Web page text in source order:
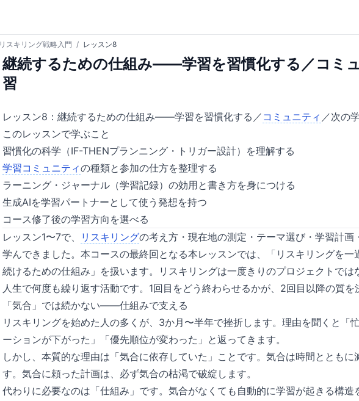
リスキリング戦略入門 / レッスン8
継続するための仕組み——学習を習慣化する／コミ
習
レッスン8：継続するための仕組み——学習を習慣化する／ コミュニティ ／次の
このレッスンで学ぶこと
習慣化の科学（IF-THENプランニング・トリガー設計）を理解する
学習コミュニティの種類と参加の仕方を整理する
ラーニング・ジャーナル（学習記録）の効用と書き方を身につける
生成AIを学習パートナーとして使う発想を持つ
コース修了後の学習方向を選べる
レッスン1〜7で、
リスキリングの考え方・現在地の測定・テーマ選び・学習計画
学んできました。本コースの最終回となる本レッスンでは、「リスキリングを一
続けるための仕組み」を扱います。リスキリングは一度きりのプロジェクトでは
人生で何度も繰り返す活動です。1回目をどう終わらせるかが、2回目以降の質を
「気合」では続かない——仕組みで支える
リスキリングを始めた人の多くが、3か月〜半年で挫折します。理由を聞くと「
ーションが下がった」「優先順位が変わった」と返ってきます。
しかし、本質的な理由は「気合に依存していた」ことです。気合は時間とともに
す。気合に頼った計画は、必ず気合の枯渇で破綻します。
代わりに必要なのは「仕組み」です。気合がなくても自動的に学習が起きる構